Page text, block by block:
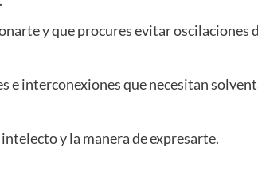
y que procures evitar oscilaciones
e interconexiones que necesitan
y la manera de expresarte.